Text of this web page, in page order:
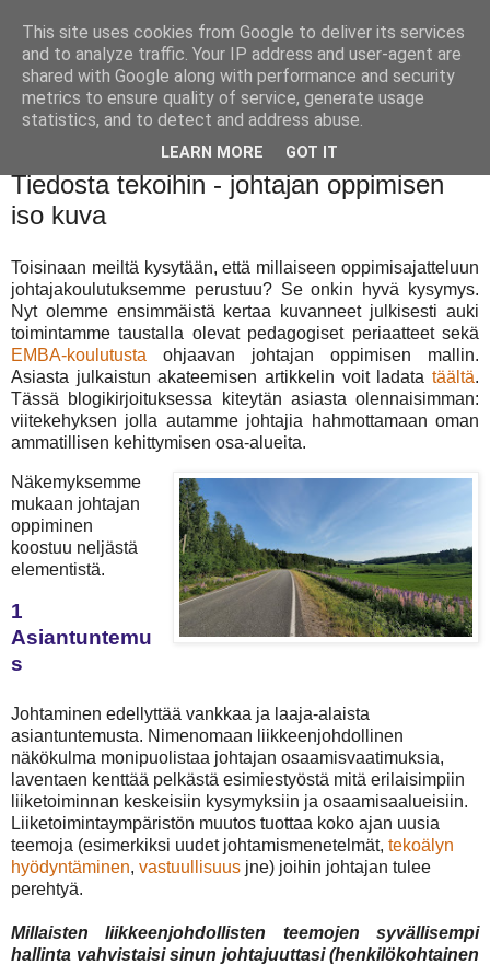
Tiedosta tekoihin - johtajan oppimisen
iso kuva
Toisinaan meiltä kysytään, että millaiseen oppimisajatteluun
johtajakoulutuksemme perustuu? Se onkin hyvä kysymys.
Nyt olemme ensimmäistä kertaa kuvanneet julkisesti auki
toimintamme taustalla olevat pedagogiset periaatteet sekä
EMBA-koulutusta ohjaavan johtajan oppimisen mallin.
Asiasta julkaistun akateemisen artikkelin voit ladata täältä.
Tässä blogikirjoituksessa kiteytän asiasta olennaisimman:
viitekehyksen jolla autamme johtajia hahmottamaan oman
ammatillisen kehittymisen osa-alueita.
Näkemyksemme
mukaan johtajan
oppiminen
koostuu neljästä
elementistä.
1
Asiantuntemu
s
Johtaminen edellyttää vankkaa ja laaja-alaista
asiantuntemusta. Nimenomaan liikkeenjohdollinen
näkökulma monipuolistaa johtajan osaamisvaatimuksia,
laventaen kenttää pelkästä esimiestyöstä mitä erilaisimpiin
liiketoiminnan keskeisiin kysymyksiin ja osaamisaalueisiin.
Liiketoimintaympäristön muutos tuottaa koko ajan uusia
teemoja (esimerkiksi uudet johtamismenetelmät, tekoälyn
hyödyntäminen, vastuullisuus jne) joihin johtajan tulee
perehtyä.
Millaisten liikkeenjohdollisten teemojen syvällisempi
hallinta vahvistaisi sinun johtajuuttasi (henkilökohtainen
This site uses cookies from Google to deliver its services
and to analyze traffic. Your IP address and user-agent are
shared with Google along with performance and security
metrics to ensure quality of service, generate usage
statistics, and to detect and address abuse.
LEARN MORE GOT IT